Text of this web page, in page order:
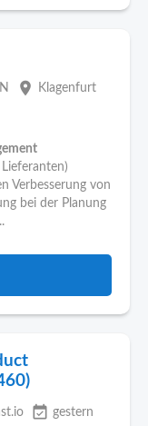
place Klagenfurt
Verbesserung von
bei der Planung
event_available gestern